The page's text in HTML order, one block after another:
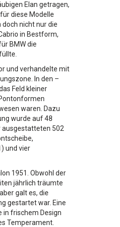
Elan getragen,
diese Modelle
nicht nur die
in Bestform,
BMW die
und verhandelte mit
In den –
Feld kleiner
waren. Dazu
wurde auf 48
ausgestatteten 502
und vier
1951. Obwohl der
jährlich träumte
galt es, die
gestartet war. Eine
in frischem Design
Temperament.